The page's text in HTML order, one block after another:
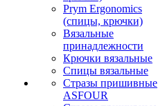
Prym Ergonomics
(спицы, крючки)
Вязальные
принадлежности
Крючки вязальные
Спицы вязальные
Стразы пришивные
ASFOUR